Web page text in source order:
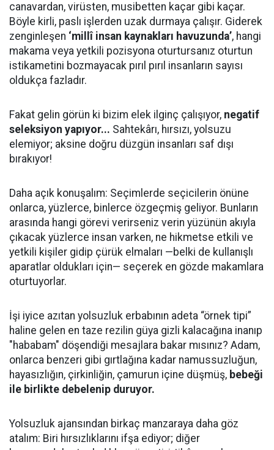
canavardan, virüsten, musibetten kaçar gibi kaçar.
Böyle kirli, paslı işlerden uzak durmaya çalışır. Giderek
zenginleşen ‘millî insan kaynakları havuzunda’, hangi
makama veya yetkili pozisyona oturtursanız oturtun
istikametini bozmayacak pırıl pırıl insanların sayısı
oldukça fazladır.
Fakat gelin görün ki bizim elek ilginç çalışıyor, negatif
seleksiyon yapıyor... Sahtekârı, hırsızı, yolsuzu
elemiyor; aksine doğru düzgün insanları saf dışı
bırakıyor!
Daha açık konuşalım: Seçimlerde seçicilerin önüne
onlarca, yüzlerce, binlerce özgeçmiş geliyor. Bunların
arasında hangi görevi verirseniz verin yüzünün akıyla
çıkacak yüzlerce insan varken, ne hikmetse etkili ve
yetkili kişiler gidip çürük elmaları —belki de kullanışlı
aparatlar oldukları için— seçerek en gözde makamlara
oturtuyorlar.
İşi iyice azıtan yolsuzluk erbabının adeta “örnek tipi”
haline gelen en taze rezilin güya gizli kalacağına inanıp
"hababam" döşendiği mesajlara bakar mısınız? Adam,
onlarca benzeri gibi gırtlağına kadar namussuzluğun,
hayasızlığın, çirkinliğin, çamurun içine düşmüş, bebeği
ile birlikte debelenip duruyor.
Yolsuzluk ajansından birkaç manzaraya daha göz
atalım: Biri hırsızlıklarını ifşa ediyor; diğer